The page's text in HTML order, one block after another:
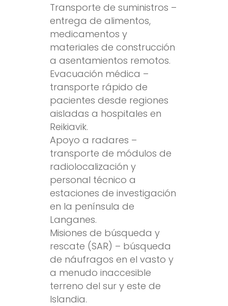
Transporte de suministros –
entrega de alimentos,
medicamentos y
materiales de construcción
a asentamientos remotos.
Evacuación médica –
transporte rápido de
pacientes desde regiones
aisladas a hospitales en
Reikiavik.
Apoyo a radares –
transporte de módulos de
radiolocalización y
personal técnico a
estaciones de investigación
en la península de
Langanes.
Misiones de búsqueda y
rescate (SAR) – búsqueda
de náufragos en el vasto y
a menudo inaccesible
terreno del sur y este de
Islandia.